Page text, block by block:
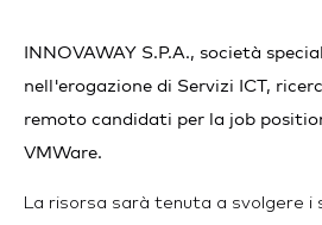
INNOVAWAY S.P.A., società
nell'erogazione di Servizi ICT,
remoto candidati per la job
VMWare.
La risorsa sarà tenuta a svolgere i